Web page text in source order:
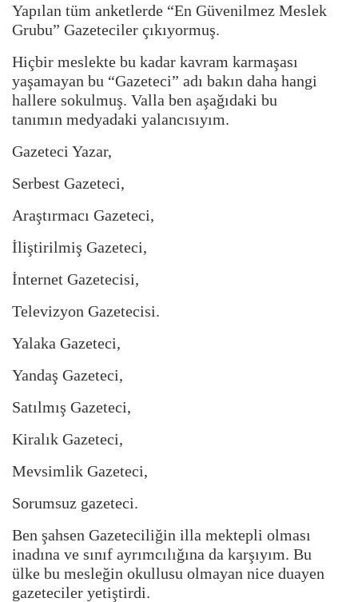
Yapılan tüm anketlerde “En Güvenilmez Meslek
Grubu” Gazeteciler çıkıyormuş.
Hiçbir meslekte bu kadar kavram karmaşası
yaşamayan bu “Gazeteci” adı bakın daha hangi
hallere sokulmuş. Valla ben aşağıdaki bu
tanımın medyadaki yalancısıyım.
Gazeteci Yazar,
Serbest Gazeteci,
Araştırmacı Gazeteci,
İliştirilmiş Gazeteci,
İnternet Gazetecisi,
Televizyon Gazetecisi.
Yalaka Gazeteci,
Yandaş Gazeteci,
Satılmış Gazeteci,
Kiralık Gazeteci,
Mevsimlik Gazeteci,
Sorumsuz gazeteci.
Ben şahsen Gazeteciliğin illa mektepli olması
inadına ve sınıf ayrımcılığına da karşıyım. Bu
ülke bu mesleğin okullusu olmayan nice duayen
gazeteciler yetiştirdi.